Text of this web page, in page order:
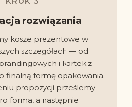
rozwiązania
kosze prezentowe w
szczegółach — od
i kartek z
finalną formę opakowania.
propozycji prześlemy
forma, a następnie